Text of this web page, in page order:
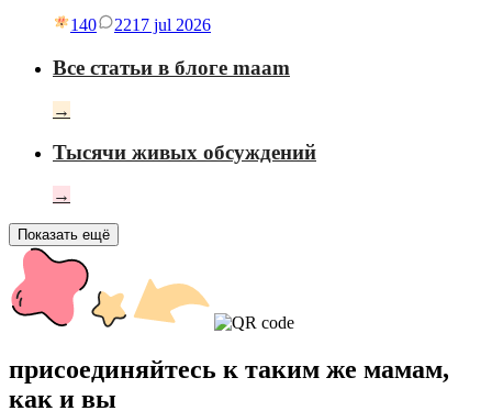
140 2217 jul 2026
Все статьи в блоге maam
→
Тысячи живых обсуждений
→
Показать ещё
присоединяйтесь к таким же мамам,
как и вы